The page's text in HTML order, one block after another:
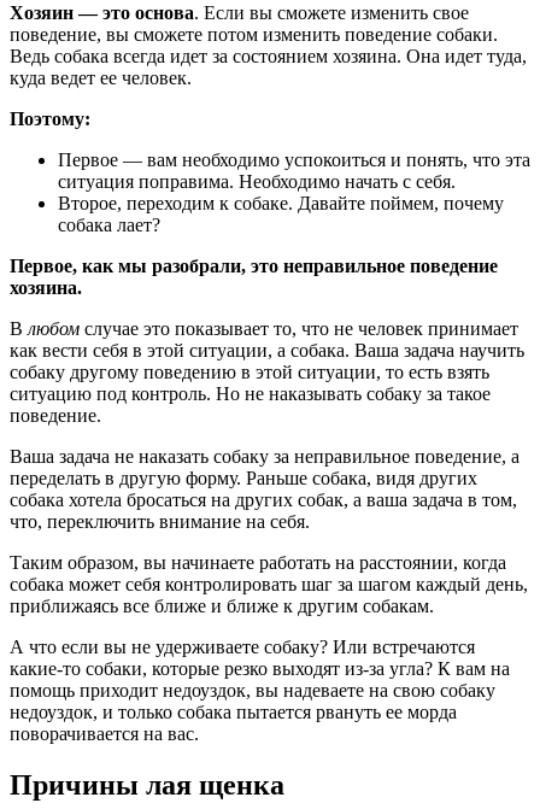
Хозяин — это основа. Если вы сможете изменить свое
поведение, вы сможете потом изменить поведение собаки.
Ведь собака всегда идет за состоянием хозяина. Она идет туда,
куда ведет ее человек.
Поэтому:
Первое — вам необходимо успокоиться и понять, что эта
ситуация поправима. Необходимо начать с себя.
Второе, переходим к собаке. Давайте поймем, почему
собака лает?
Первое, как мы разобрали, это неправильное поведение
хозяина.
В любом случае это показывает то, что не человек принимает
как вести себя в этой ситуации, а собака. Ваша задача научить
собаку другому поведению в этой ситуации, то есть взять
ситуацию под контроль. Но не наказывать собаку за такое
поведение.
Ваша задача не наказать собаку за неправильное поведение, а
переделать в другую форму. Раньше собака, видя других
собака хотела бросаться на других собак, а ваша задача в том,
что, переключить внимание на себя.
Таким образом, вы начинаете работать на расстоянии, когда
собака может себя контролировать шаг за шагом каждый день,
приближаясь все ближе и ближе к другим собакам.
А что если вы не удерживаете собаку? Или встречаются
какие-то собаки, которые резко выходят из-за угла? К вам на
помощь приходит недоуздок, вы надеваете на свою собаку
недоуздок, и только собака пытается рвануть ее морда
поворачивается на вас.
Причины лая щенка